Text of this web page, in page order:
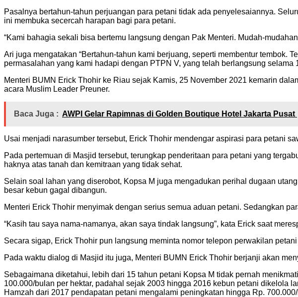
Pasalnya bertahun-tahun perjuangan para petani tidak ada penyelesaiannya.
ini membuka secercah harapan bagi para petani.
“Kami bahagia sekali bisa bertemu langsung dengan Pak Menteri. Mudah-
Ari juga mengatakan “Bertahun-tahun kami berjuang, seperti membentur tembok.
permasalahan yang kami hadapi dengan PTPN V, yang telah berlangsung selama
Menteri BUMN Erick Thohir ke Riau sejak Kamis, 25 November 2021 kemarin
acara Muslim Leader Preuner.
Baca Juga : AWPI Gelar Rapimnas di Golden Boutique Hotel Jakarta Pusat
Usai menjadi narasumber tersebut, Erick Thohir mendengar aspirasi para petani
Pada pertemuan di Masjid tersebut, terungkap penderitaan para petani yang
haknya atas tanah dan kemitraan yang tidak sehat.
Selain soal lahan yang diserobot, Kopsa M juga mengadukan perihal dugaan
besar kebun gagal dibangun.
Menteri Erick Thohir menyimak dengan serius semua aduan petani. Sedangkan
“Kasih tau saya nama-namanya, akan saya tindak langsung”, kata Erick saat
Secara sigap, Erick Thohir pun langsung meminta nomor telepon perwakilan
Pada waktu dialog di Masjid itu juga, Menteri BUMN Erick Thohir berjanji akan
Sebagaimana diketahui, lebih dari 15 tahun petani Kopsa M tidak pernah
100.000/bulan per hektar, padahal sejak 2003 hingga 2016 kebun petani dikelola
Hamzah dari 2017 pendapatan petani mengalami peningkatan hingga Rp.